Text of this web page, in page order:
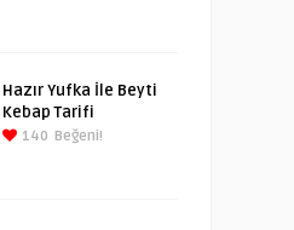
Hazır Yufka İle Beyti
Kebap Tarifi
140 Beğeni!